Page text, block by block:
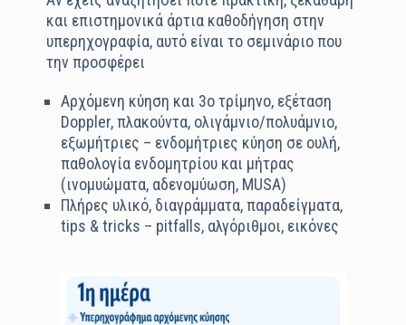
και επιστημονικά άρτια καθοδήγηση στην
υπερηχογραφία, αυτό είναι το σεμινάριο που
την προσφέρει
Αρχόμενη κύηση και 3ο τρίμηνο, εξέταση
Doppler, πλακούντα, ολιγάμνιο/πολυάμνιο,
εξωμήτριες – ενδομήτριες κύηση σε ουλή,
παθολογία ενδομητρίου και μήτρας
(ινομυώματα, αδενομύωση, MUSA)
Πλήρες υλικό, διαγράμματα, παραδείγματα,
tips & tricks – pitfalls, αλγόριθμοι, εικόνες